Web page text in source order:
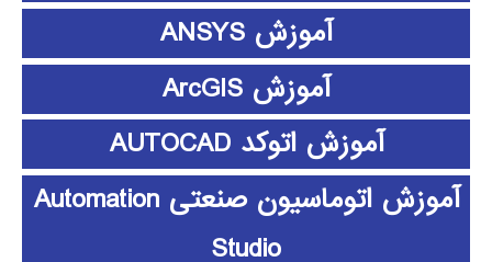
آموزش ANSYS
آموزش ArcGIS
آموزش اتوکد AUTOCAD
آموزش اتوماسیون صنعتی Automation
Studio